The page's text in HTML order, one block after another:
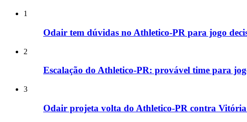
1
Odair tem dúvidas no Athletico-PR para jogo
2
Escalação do Athletico-PR: provável time para
3
Odair projeta volta do Athletico-PR contra